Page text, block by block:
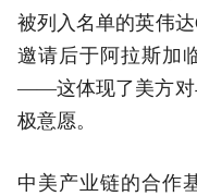
被列入名单的英伟
邀请后于阿拉斯加
——这体现了美方对
极意愿。
中美产业链的合作